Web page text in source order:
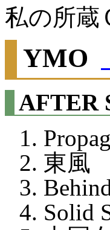
私の所蔵
YMO
AFTER
東風
Solid